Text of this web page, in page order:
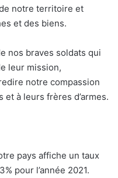
notre territoire et
et des biens.
nos braves soldats qui
leur mission,
notre compassion
à leurs frères d’armes.
pays affiche un taux
pour l’année 2021.